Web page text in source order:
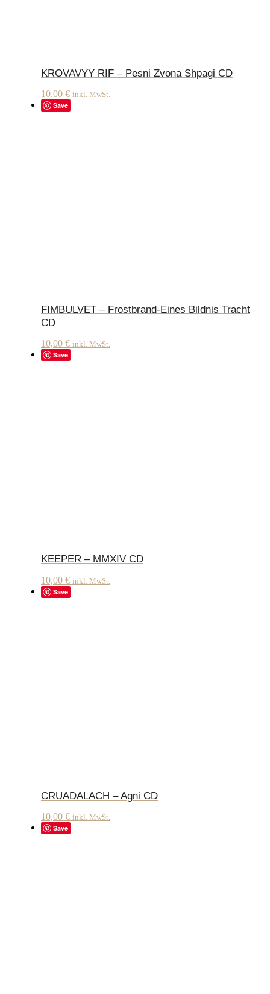
KROVAVYY RIF – Pesni Zvona Shpagi CD
10,00 € inkl. MwSt.
Save
FIMBULVET – Frostbrand-Eines Bildnis Tracht
CD
10,00 € inkl. MwSt.
Save
KEEPER – MMXIV CD
10,00 € inkl. MwSt.
Save
CRUADALACH – Agni CD
10,00 € inkl. MwSt.
Save